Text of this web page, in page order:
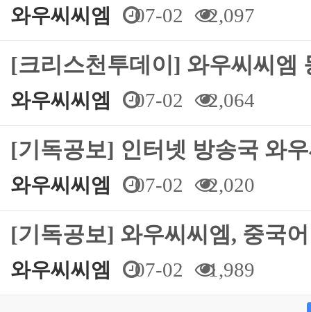
와우씨씨엠 07-02 2,097
[크리스천투데이] 와우씨씨
와우씨씨엠 07-02 2,064
[기독공보] 인터넷 방송국 와
와우씨씨엠 07-02 2,020
[기독공보] 와우씨씨엠, 중국
와우씨씨엠 07-02 1,989